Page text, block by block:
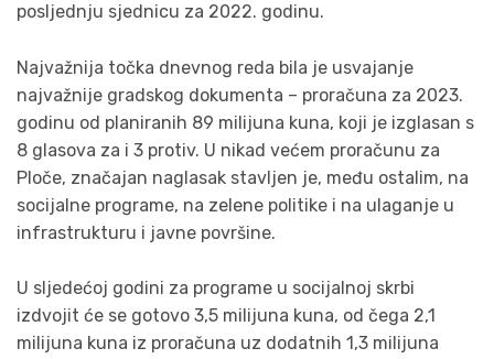
posljednju sjednicu za 2022. godinu.
Najvažnija točka dnevnog reda bila je usvajanje
najvažnije gradskog dokumenta – proračuna za 2023.
godinu od planiranih 89 milijuna kuna, koji je izglasan s
8 glasova za i 3 protiv. U nikad većem proračunu za
Ploče, značajan naglasak stavljen je, među ostalim, na
socijalne programe, na zelene politike i na ulaganje u
infrastrukturu i javne površine.
U sljedećoj godini za programe u socijalnoj skrbi
izdvojit će se gotovo 3,5 milijuna kuna, od čega 2,1
milijuna kuna iz proračuna uz dodatnih 1,3 milijuna